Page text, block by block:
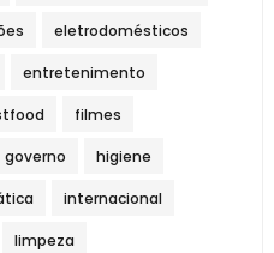
eletrodomésticos
entretenimento
filmes
governo higiene
internacional
limpeza